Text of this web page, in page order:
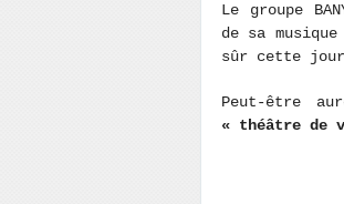
Le groupe
de sa
sûr cette
Peut-être
« théâtre de